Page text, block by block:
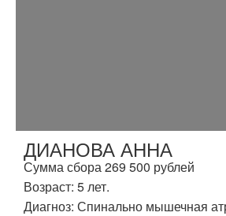
ДИАНОВА АННА
Сумма сбора 269 500 рублей
Возраст: 5 лет.
Диагноз: Спинально мышечная